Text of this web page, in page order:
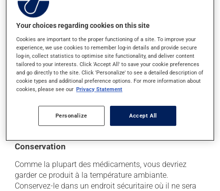
il peut causer des maux de ventre;
il peut causer des nausées et des vomissements;
il peut entraîner une baisse de tension artérielle qui
causerait de la faiblesse et des étourdissements.
Chaque personne peut réagir différemment à un
traitement. Si vous croyez que ce produit est la cause
d'un problème qui vous incommode, qu'il soit
mentionné ici ou non, discutez-en avec votre
à déterminer si votre traitement en est effectivement la
cause et, au besoin, vous aider à bien gérer la situation.
Conservation
Comme la plupart des médicaments, vous devriez
garder ce produit à la température ambiante.
Conservez-le dans un endroit sécuritaire où il ne sera
Your choices regarding cookies on this site
Cookies are important to the proper functioning of a site. To improve your
experience, we use cookies to remember log-in details and provide secure
log-in, collect statistics to optimise site functionality, and deliver content
tailored to your interests. Click 'Accept All' to save your cookie preferences
and go directly to the site. Click 'Personalize' to see a detailed description of
cookie types and additional preference options. For more information about
cookies, please see our Privacy Statement
Personalize Accept All